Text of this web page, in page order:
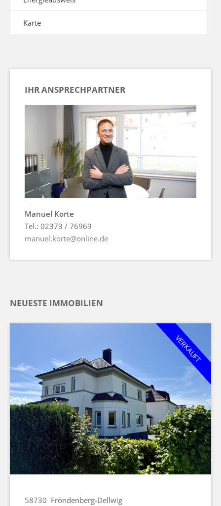
Karte
IHR ANSPRECHPARTNER
Manuel Korte
Tel.: 02373 / 76969
manuel.korte@online.de
NEUESTE IMMOBILIEN
VERKAUFT
58730 Fröndenberg-Dellwig